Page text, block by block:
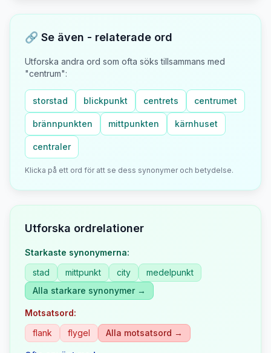
🔗 Se även - relaterade ord
Utforska andra ord som ofta söks tillsammans med
"centrum":
storstad blickpunkt centrets centrumet
brännpunkten mittpunkten kärnhuset
centraler
Klicka på ett ord för att se dess synonymer och betydelse.
Utforska ordrelationer
Starkaste synonymerna:
stad
mittpunkt city
medelpunkt
Alla starkare synonymer →
Motsatsord:
flank
flygel Alla motsatsord →